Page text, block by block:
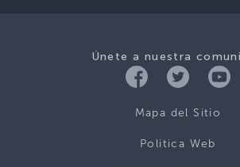
Únete a nuestra
Mapa del Sitio
Politica Web